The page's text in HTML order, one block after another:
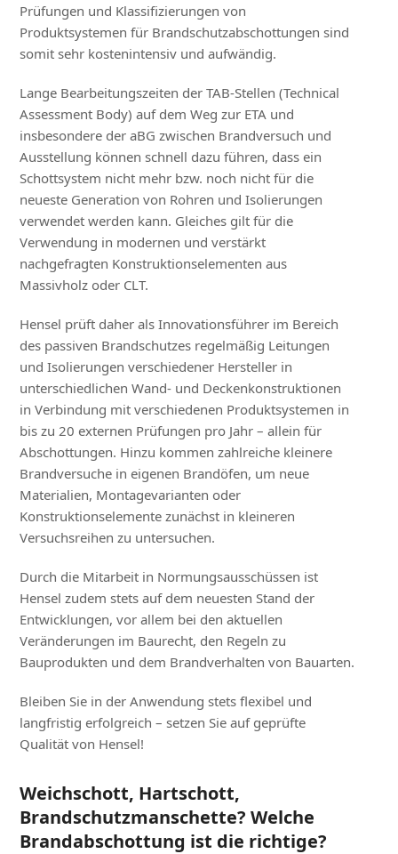
Prüfungen und Klassifizierungen von
Produktsystemen für Brandschutzabschottungen sind
somit sehr kostenintensiv und aufwändig.
Lange Bearbeitungszeiten der TAB-Stellen (Technical
Assessment Body) auf dem Weg zur ETA und
insbesondere der aBG zwischen Brandversuch und
Ausstellung können schnell dazu führen, dass ein
Schottsystem nicht mehr bzw. noch nicht für die
neueste Generation von Rohren und Isolierungen
verwendet werden kann. Gleiches gilt für die
Verwendung in modernen und verstärkt
nachgefragten Konstruktionselementen aus
Massivholz oder CLT.
Hensel prüft daher als Innovationsführer im Bereich
des passiven Brandschutzes regelmäßig Leitungen
und Isolierungen verschiedener Hersteller in
unterschiedlichen Wand- und Deckenkonstruktionen
in Verbindung mit verschiedenen Produktsystemen in
bis zu 20 externen Prüfungen pro Jahr – allein für
Abschottungen. Hinzu kommen zahlreiche kleinere
Brandversuche in eigenen Brandöfen, um neue
Materialien, Montagevarianten oder
Konstruktionselemente zunächst in kleineren
Versuchsreihen zu untersuchen.
Durch die Mitarbeit in Normungsausschüssen ist
Hensel zudem stets auf dem neuesten Stand der
Entwicklungen, vor allem bei den aktuellen
Veränderungen im Baurecht, den Regeln zu
Bauprodukten und dem Brandverhalten von Bauarten.
Bleiben Sie in der Anwendung stets flexibel und
langfristig erfolgreich – setzen Sie auf geprüfte
Qualität von Hensel!
Weichschott, Hartschott,
Brandschutzmanschette? Welche
Brandabschottung ist die richtige?